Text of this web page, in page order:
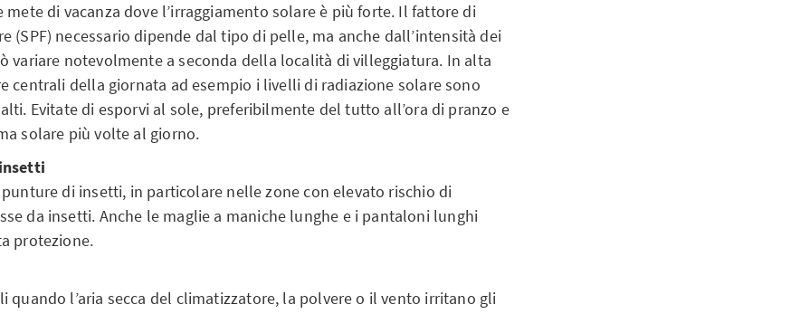
di vacanza dove l’irraggiamento solare è più forte. Il fattore di
(SPF) necessario dipende dal tipo di pelle, ma anche dall’intensità dei
variare notevolmente a seconda della località di villeggiatura. In alta
centrali della giornata ad esempio i livelli di radiazione solare sono
Evitate di esporvi al sole, preferibilmente del tutto all’ora di pranzo e
solare più volte al giorno.
di insetti, in particolare nelle zone con elevato rischio di
da insetti. Anche le maglie a maniche lunghe e i pantaloni lunghi
protezione.
quando l’aria secca del climatizzatore, la polvere o il vento irritano gli